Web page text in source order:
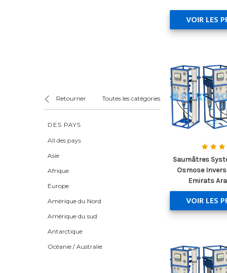
Retourner Toutes les catégories
DES PAYS
All des pays
Asie
Afrique
Europe
Amérique du Nord
Amérique du sud
Antarctique
Océanie / Australie
VOIR LES
Saumâtres
Osmose
Emirats
VOIR LES